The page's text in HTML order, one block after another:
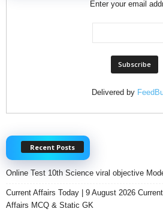
Enter your email
Delivered by
Recent Posts
Online Test 10th Science viral objective
Current Affairs Today | 9 August 2026
Affairs MCQ & Static GK